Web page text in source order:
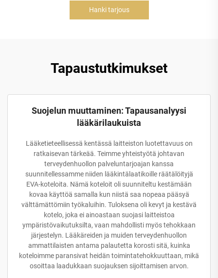
Hanki tarjous
Tapaustutkimukset
Suojelun muuttaminen: Tapausanalyysi
lääkärilaukuista
Lääketieteellisessä kentässä laitteiston luotettavuus on
ratkaisevan tärkeää. Teimme yhteistyötä johtavan
terveydenhuollon palveluntarjoajan kanssa
suunnitellessamme niiden lääkintälaatikoille räätälöityjä
EVA-koteloita. Nämä koteloit oli suunniteltu kestämään
kovaa käyttöä samalla kun niistä saa nopeaa pääsyä
välttämättömiin työkaluihin. Tuloksena oli kevyt ja kestävä
kotelo, joka ei ainoastaan suojasi laitteistoa
ympäristövaikutuksilta, vaan mahdollisti myös tehokkaan
järjestelyn. Lääkäreiden ja muiden terveydenhuollon
ammattilaisten antama palautetta korosti sitä, kuinka
koteloimme paransivat heidän toimintatehokkuuttaan, mikä
osoittaa laadukkaan suojauksen sijoittamisen arvon.